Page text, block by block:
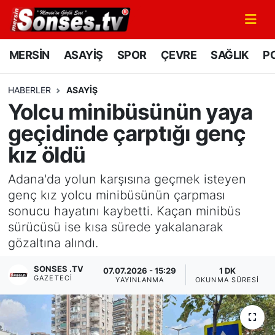
MERSİN ASAYİŞ SPOR ÇEVRE SAĞLIK
HABERLER ASAYİŞ
Yolcu minibüsünün yaya
geçidinde çarptığı genç
kız öldü
Adana'da yolun karşısına geçmek isteyen
genç kız yolcu minibüsünün çarpması
sonucu hayatını kaybetti. Kaçan minibüs
sürücüsü ise kısa sürede yakalanarak
gözaltına alındı.
SONSES .TV
GAZETECI
07.07.2026 - 15:29
YAYINLANMA
1 DK
OKUNMA SÜRESI
MERSİN
SPOR
GÜNÜN MANŞETİ
DÜNYA
KÜLTÜR - SANAT
MAGAZİN
SAĞLIK
Siyaset
YEREL HABER
Mersin Nöbetçi Eczaneler
Mersin Namaz Vakitleri
Mersin Trafik Yoğunluk Haritası
Süper Lig Puan Durumu ve Fikstür
Tüm Manşetler
Son Dakika Haberleri
Haber Arşivi